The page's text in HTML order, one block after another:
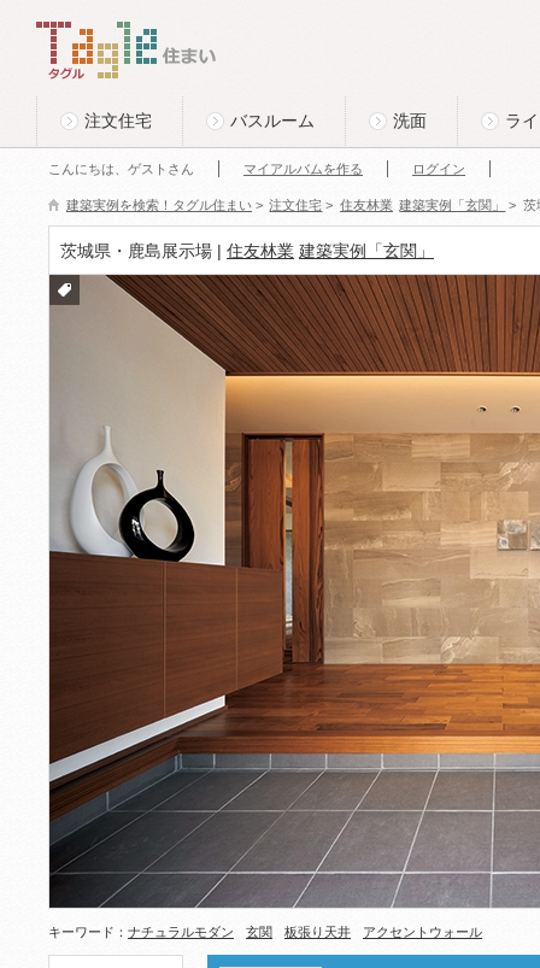
Tagle タグル 住まい
注文住宅 バスルーム 洗面 ラ
こんにちは、ゲストさん マイアルバムを作る ログイン
建築実例を検索！タグル住まい > 注文住宅 > 住友林業 建築実例「玄関」 > 茨
茨城県・鹿島展示場 | 住友林業 建築実例「玄関」
キーワード： ナチュラルモダン 玄関 板張り天井 アクセントウォール